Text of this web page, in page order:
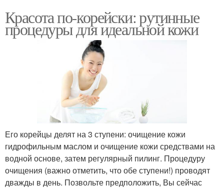
Красота по-корейски: рутинные
процедуры для идеальной кожи
Его корейцы делят на 3 ступени: очищение кожи
гидрофильным маслом и очищение кожи средствами на
водной основе, затем регулярный пилинг. Процедуру
очищения (важно отметить, что обе ступени!) проводят
дважды в день. Позвольте предположить, Вы сейчас